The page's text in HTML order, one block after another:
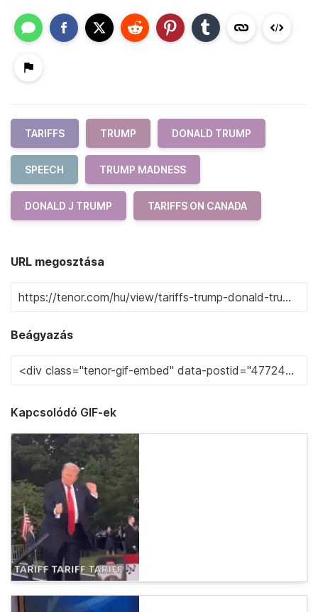
TARIFFS TRUMP DONALD TRUMP
SPEECH TRUMP MADNESS
DONALD J TRUMP TARIFFS ON CANADA
URL megosztása
Beágyazás
Kapcsolódó GIF-ek